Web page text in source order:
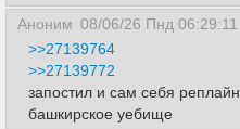
Аноним 08/06/26 Пнд 06:29:11
>>27139764
>>27139772
запостил и сам себя
башкирское уебище